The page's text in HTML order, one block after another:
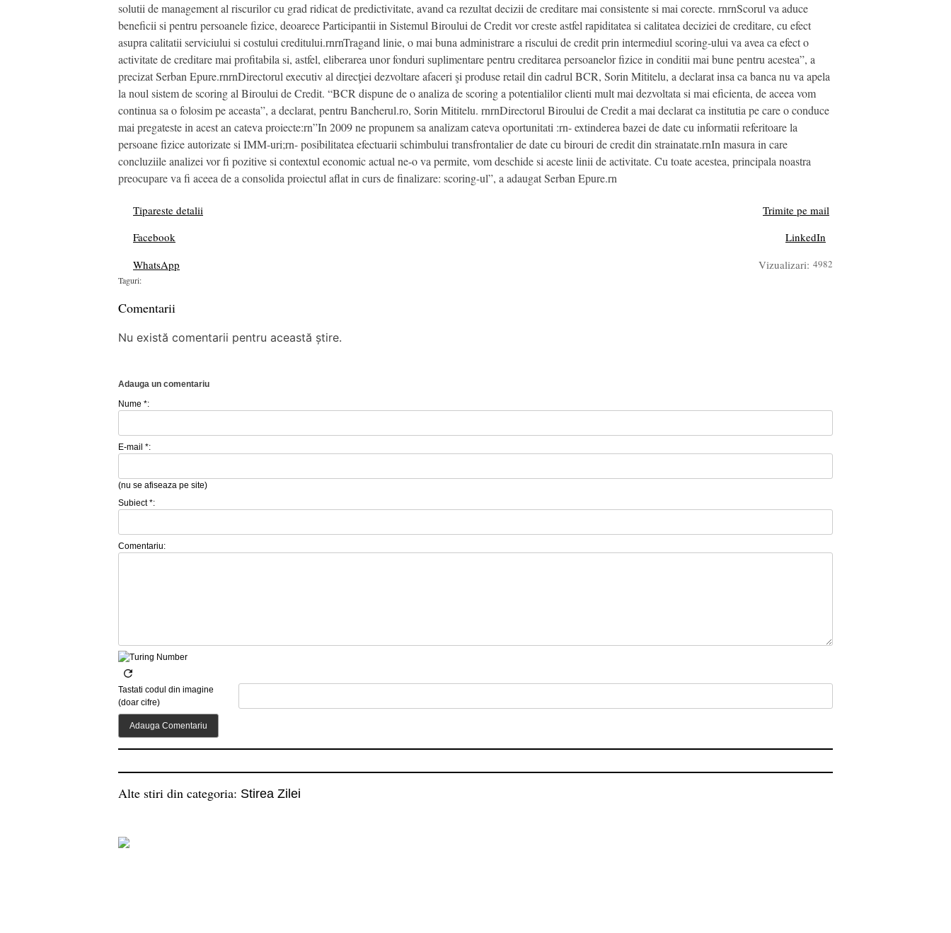
solutii de management al riscurilor cu grad ridicat de predictivitate, avand ca rezultat decizii de creditare mai consistente si mai corecte. rnrnScorul va aduce
beneficii si pentru persoanele fizice, deoarece Participantii in Sistemul Biroului de Credit vor creste astfel rapiditatea si calitatea deciziei de creditare, cu efect
asupra calitatii serviciului si costului creditului.rnrnTragand linie, o mai buna administrare a riscului de credit prin intermediul scoring-ului va avea ca efect o
activitate de creditare mai profitabila si, astfel, eliberarea unor fonduri suplimentare pentru creditarea persoanelor fizice in conditii mai bune pentru acestea”, a
precizat Serban Epure.rnrnDirectorul executiv al direcţiei dezvoltare afaceri şi produse retail din cadrul BCR, Sorin Mititelu, a declarat insa ca banca nu va apela
la noul sistem de scoring al Biroului de Credit. “BCR dispune de o analiza de scoring a potentialilor clienti mult mai dezvoltata si mai eficienta, de aceea vom
continua sa o folosim pe aceasta”, a declarat, pentru Bancherul.ro, Sorin Mititelu. rnrnDirectorul Biroului de Credit a mai declarat ca institutia pe care o conduce
mai pregateste in acest an cateva proiecte:rn”In 2009 ne propunem sa analizam cateva oportunitati :rn- extinderea bazei de date cu informatii referitoare la
persoane fizice autorizate si IMM-uri;rn- posibilitatea efectuarii schimbului transfrontalier de date cu birouri de credit din strainatate.rnIn masura in care
concluziile analizei vor fi pozitive si contextul economic actual ne-o va permite, vom deschide si aceste linii de activitate. Cu toate acestea, principala noastra
preocupare va fi aceea de a consolida proiectul aflat in curs de finalizare: scoring-ul”, a adaugat Serban Epure.rn
Tipareste detalii
Trimite pe mail
Facebook
LinkedIn
WhatsApp
Vizualizari: 4982
Taguri:
Comentarii
Nu există comentarii pentru această știre.
Adauga un comentariu
Nume *:
E-mail *:
(nu se afiseaza pe site)
Subiect *:
Comentariu:
Tastati codul din imagine
(doar cifre)
Alte stiri din categoria: Stirea Zilei